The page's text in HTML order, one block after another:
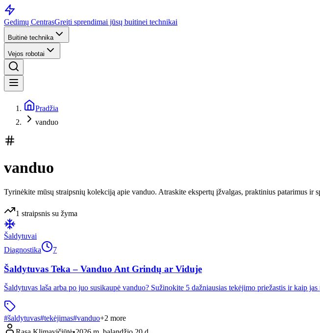
Gedimų CentrasGreiti sprendimai jūsų buitinei technikai
Buitinė technika
Vejos robotai
Pradžia
vanduo
vanduo
Tyrinėkite mūsų straipsnių kolekciją apie vanduo. Atraskite ekspertų įžvalgas, praktinius patarimus ir
1 straipsnis su žyma
Šaldytuvai
Diagnostika
7
Šaldytuvas Teka – Vanduo Ant Grindų ar Viduje
Šaldytuvas laša arba po juo susikaupė vanduo? Sužinokite 5 dažniausias tekėjimo priežastis ir kaip
#šaldytuvas#tekėjimas#vanduo+2 more